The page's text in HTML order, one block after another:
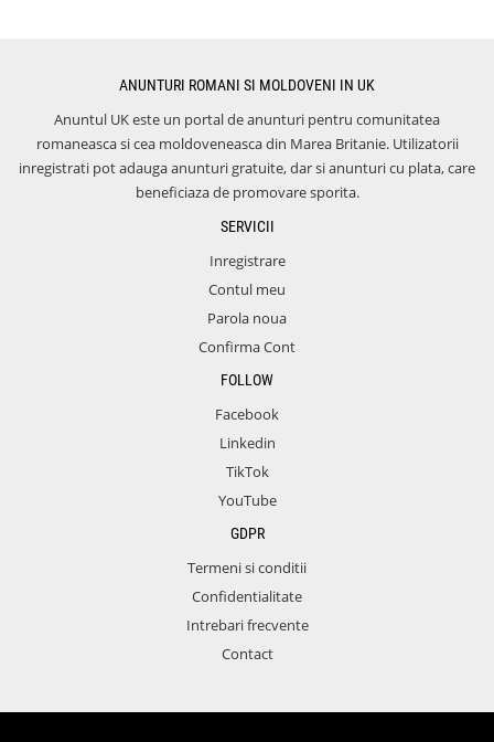
ANUNTURI ROMANI SI MOLDOVENI IN UK
Anuntul UK este un portal de anunturi pentru comunitatea
romaneasca si cea moldoveneasca din Marea Britanie. Utilizatorii
inregistrati pot adauga anunturi gratuite, dar si anunturi cu plata, care
beneficiaza de promovare sporita.
SERVICII
Inregistrare
Contul meu
Parola noua
Confirma Cont
FOLLOW
Facebook
Linkedin
TikTok
YouTube
GDPR
Termeni si conditii
Confidentialitate
Intrebari frecvente
Contact